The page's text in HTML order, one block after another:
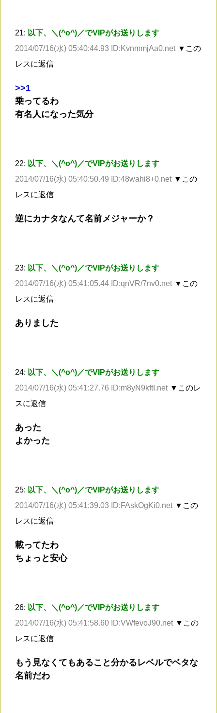
21: 以下、＼(^o^)／でVIPがお送りします
2014/07/16(水) 05:40:44.93 ID:KvnmmjAa0.net ▼この
レスに返信
>>1
乗ってるわ
有名人になった気分
22: 以下、＼(^o^)／でVIPがお送りします
2014/07/16(水) 05:40:50.49 ID:48wahi8+0.net ▼この
レスに返信
逆にカナタなんて名前メジャーか？
23: 以下、＼(^o^)／でVIPがお送りします
2014/07/16(水) 05:41:05.44 ID:qnVR/7nv0.net ▼この
レスに返信
ありました
24: 以下、＼(^o^)／でVIPがお送りします
2014/07/16(水) 05:41:27.76 ID:m8yN9kftI.net ▼このレ
スに返信
あった
よかった
25: 以下、＼(^o^)／でVIPがお送りします
2014/07/16(水) 05:41:39.03 ID:FAskOgKi0.net ▼この
レスに返信
載ってたわ
ちょっと安心
26: 以下、＼(^o^)／でVIPがお送りします
2014/07/16(水) 05:41:58.60 ID:VWfevoJ90.net ▼この
レスに返信
もう見なくてもあること分かるレベルでベタな
名前だわ